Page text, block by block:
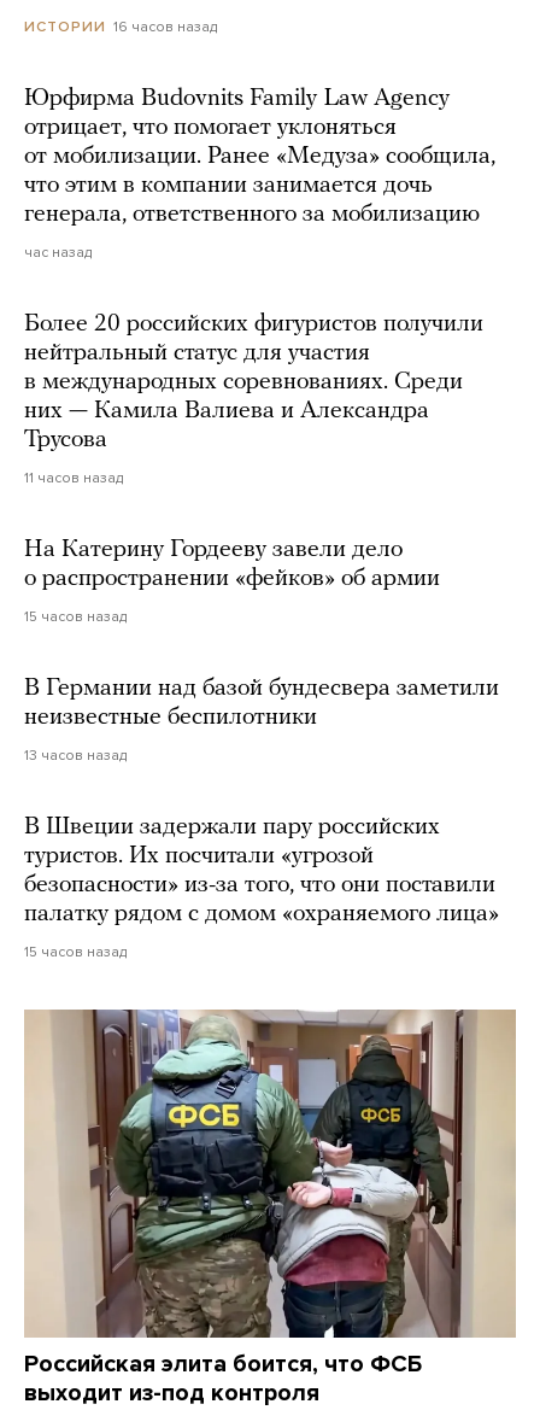
ИСТОРИИ 16 часов назад
Юрфирма Budovnits Family Law Agency
отрицает, что помогает уклоняться
от мобилизации. Ранее «Медуза» сообщила,
что этим в компании занимается дочь
генерала, ответственного за мобилизацию
час назад
Более 20 российских фигуристов получили
нейтральный статус для участия
в международных соревнованиях. Среди
них — Камила Валиева и Александра
Трусова
11 часов назад
На Катерину Гордееву завели дело
о распространении «фейков» об армии
15 часов назад
В Германии над базой бундесвера заметили
неизвестные беспилотники
13 часов назад
В Швеции задержали пару российских
туристов. Их посчитали «угрозой
безопасности» из-за того, что они поставили
палатку рядом с домом «охраняемого лица»
15 часов назад
Российская элита боится, что ФСБ
выходит из-под контроля